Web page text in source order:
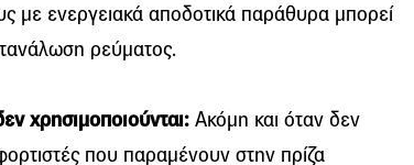
με ενεργειακά αποδοτικά παράθυρα μπορεί
ρεύματος.
χρησιμοποιούνται: Ακόμη και όταν δεν
που παραμένουν στην πρίζα